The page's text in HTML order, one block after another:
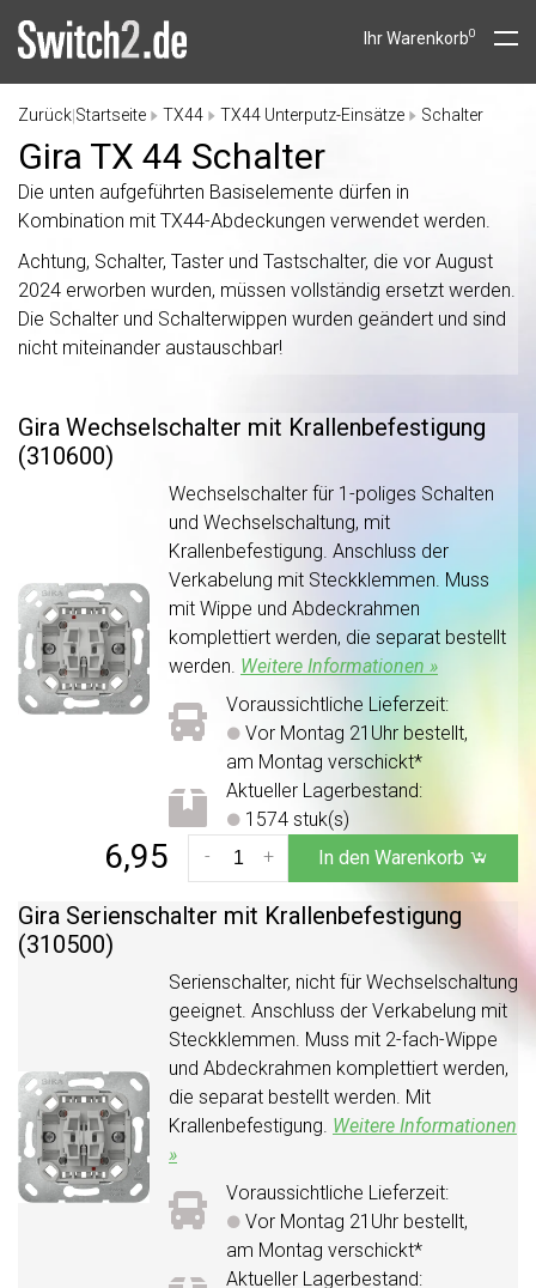
Ihr Warenkorb0
Zurück Startseite TX44 TX44 Unterputz-Einsätze Schalter
Gira TX 44 Schalter
Die unten aufgeführten Basiselemente dürfen in
Kombination mit TX44-Abdeckungen verwendet werden.
Achtung, Schalter, Taster und Tastschalter, die vor August
2024 erworben wurden, müssen vollständig ersetzt werden.
Die Schalter und Schalterwippen wurden geändert und sind
nicht miteinander austauschbar!
Gira Wechselschalter mit Krallenbefestigung
(310600)
Wechselschalter für 1-poliges Schalten
und Wechselschaltung, mit
Krallenbefestigung. Anschluss der
Verkabelung mit Steckklemmen. Muss
mit Wippe und Abdeckrahmen
komplettiert werden, die separat bestellt
werden. Weitere Informationen »
Voraussichtliche Lieferzeit:
Vor Montag 21Uhr bestellt,
am Montag verschickt*
Aktueller Lagerbestand:
1574 stuk(s)
6,95 +
- In den Warenkorb
Gira Serienschalter mit Krallenbefestigung
(310500)
Serienschalter, nicht für Wechselschaltung
geeignet. Anschluss der Verkabelung mit
Steckklemmen. Muss mit 2-fach-Wippe
und Abdeckrahmen komplettiert werden,
die separat bestellt werden. Mit
Krallenbefestigung. Weitere Informationen
»
Voraussichtliche Lieferzeit:
Vor Montag 21Uhr bestellt,
am Montag verschickt*
Aktueller Lagerbestand: